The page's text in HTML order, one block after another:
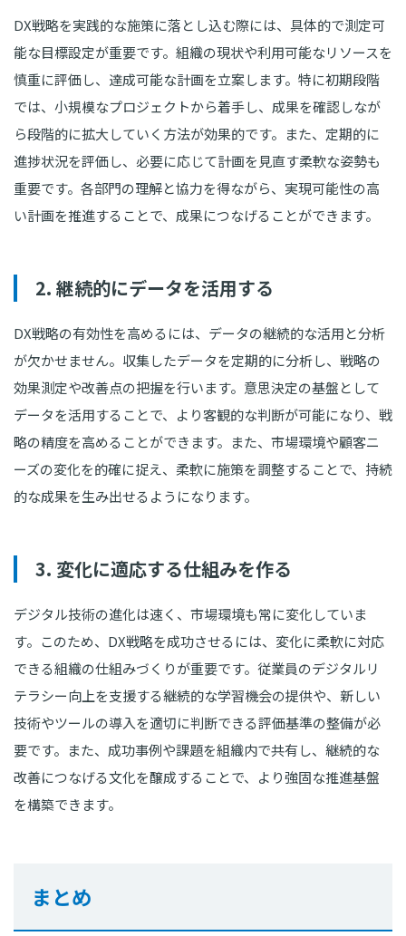
DX戦略を実践的な施策に落とし込む際には、具体的で測定可
能な目標設定が重要です。組織の現状や利用可能なリソースを
慎重に評価し、達成可能な計画を立案します。特に初期段階
では、小規模なプロジェクトから着手し、成果を確認しなが
ら段階的に拡大していく方法が効果的です。また、定期的に
進捗状況を評価し、必要に応じて計画を見直す柔軟な姿勢も
重要です。各部門の理解と協力を得ながら、実現可能性の高
い計画を推進することで、成果につなげることができます。
2. 継続的にデータを活用する
DX戦略の有効性を高めるには、データの継続的な活用と分析
が欠かせません。収集したデータを定期的に分析し、戦略の
効果測定や改善点の把握を行います。意思決定の基盤として
データを活用することで、より客観的な判断が可能になり、戦
略の精度を高めることができます。また、市場環境や顧客ニ
ーズの変化を的確に捉え、柔軟に施策を調整することで、持続
的な成果を生み出せるようになります。
3. 変化に適応する仕組みを作る
デジタル技術の進化は速く、市場環境も常に変化していま
す。このため、DX戦略を成功させるには、変化に柔軟に対応
できる組織の仕組みづくりが重要です。従業員のデジタルリ
テラシー向上を支援する継続的な学習機会の提供や、新しい
技術やツールの導入を適切に判断できる評価基準の整備が必
要です。また、成功事例や課題を組織内で共有し、継続的な
改善につなげる文化を醸成することで、より強固な推進基盤
を構築できます。
まとめ